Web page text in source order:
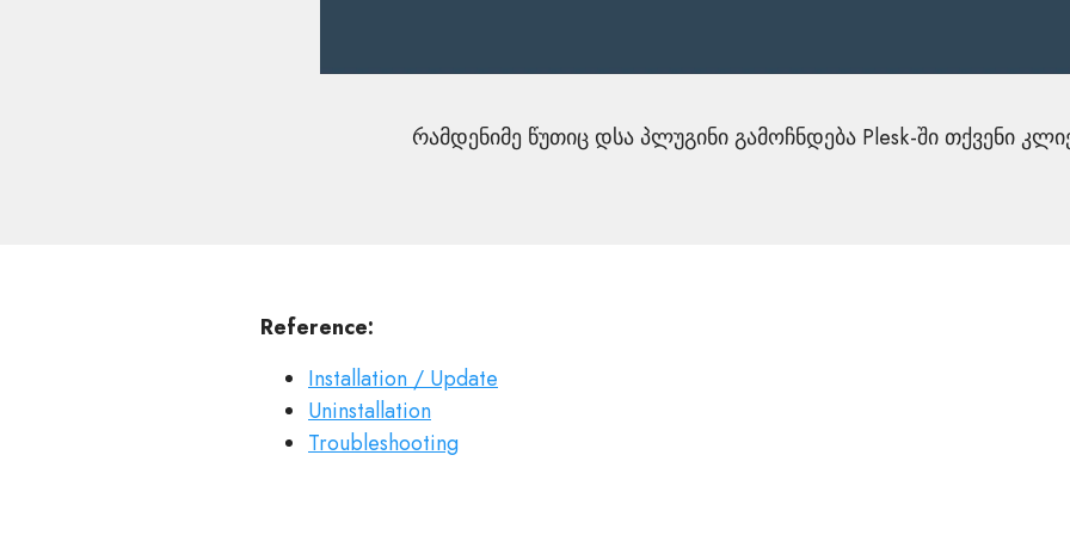
რამდენიმე წუთიც დსა პლუგინი გამოჩნდება Plesk-ში თქვენი
Reference:
Installation / Update
Uninstallation
Troubleshooting